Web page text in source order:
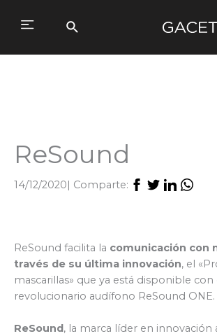
Buscar
ReSound
14/12/2020| Comparte:
ReSound facilita la comunicación con
través de su última innovación, el
mascarillas» que ya está disponible
revolucionario audífono ReSound ONE.
ReSound, la marca líder en innovación